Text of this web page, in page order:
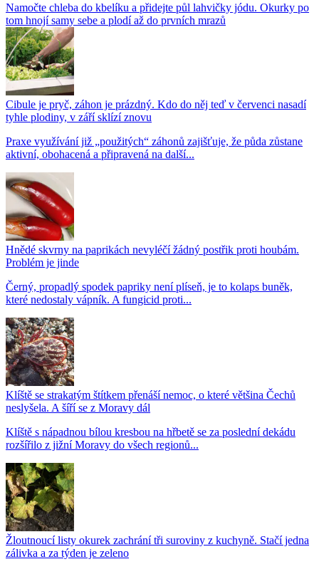
Namočte chleba do kbelíku a přidejte půl lahvičky jódu. Okurky po
tom hnojí samy sebe a plodí až do prvních mrazů
Cibule je pryč, záhon je prázdný. Kdo do něj teď v červenci nasadí
tyhle plodiny, v září sklízí znovu
Praxe využívání již „použitých“ záhonů zajišťuje, že půda zůstane
aktivní, obohacená a připravená na další...
Hnědé skvrny na paprikách nevyléčí žádný postřik proti houbám.
Problém je jinde
Černý, propadlý spodek papriky není plíseň, je to kolaps buněk,
které nedostaly vápník. A fungicid proti...
Klíště se strakatým štítkem přenáší nemoc, o které většina Čechů
neslyšela. A šíří se z Moravy dál
Klíště s nápadnou bílou kresbou na hřbetě se za poslední dekádu
rozšířilo z jižní Moravy do všech regionů...
Žloutnoucí listy okurek zachrání tři suroviny z kuchyně. Stačí jedna
zálivka a za týden je zeleno